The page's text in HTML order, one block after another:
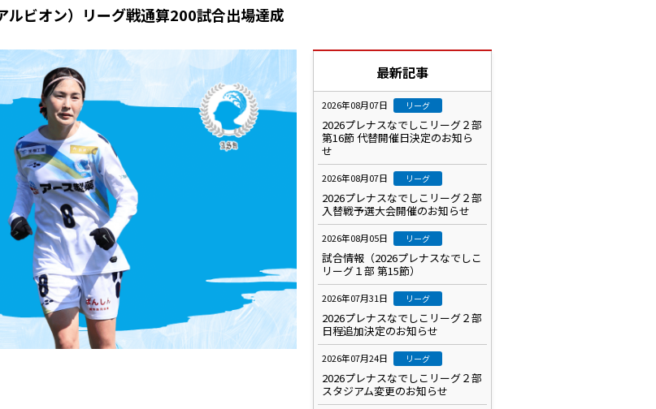
ビオン）リーグ戦通算200試合出場達成
最新記事
2026年08月07日 リーグ
2026プレナスなでしこリーグ２部
第16節 代替開催日決定のお知ら
せ
2026年08月07日 リーグ
2026プレナスなでしこリーグ２部
入替戦予選大会開催のお知らせ
2026年08月05日 リーグ
試合情報（2026プレナスなでしこ
リーグ１部 第15節）
2026年07月31日 リーグ
2026プレナスなでしこリーグ２部
日程追加決定のお知らせ
2026年07月24日 リーグ
2026プレナスなでしこリーグ２部
スタジアム変更のお知らせ